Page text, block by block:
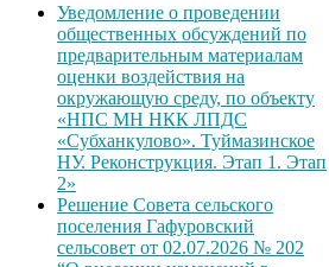
Уведомление о проведении
общественных обсуждений по
предварительным материалам
оценки воздействия на
окружающую среду, по объекту
«НПС МН НКК ЛПДС
«Субханкулово». Туймазинское
НУ. Реконструкция. Этап 1. Этап
2»
Решение Совета сельского
поселения Гафуровский
сельсовет от 02.07.2026 № 202